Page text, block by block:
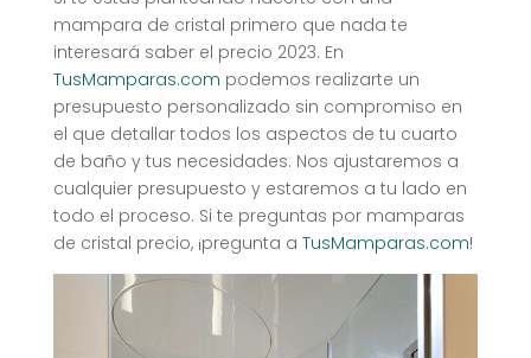
mampara de cristal primero que nada te
interesará saber el precio 2023. En
TusMamparas.com podemos realizarte un
presupuesto personalizado sin compromiso en
el que detallar todos los aspectos de tu cuarto
de baño y tus necesidades. Nos ajustaremos a
cualquier presupuesto y estaremos a tu lado en
todo el proceso. Si te preguntas por mamparas
de cristal precio, ¡pregunta a TusMamparas.com!